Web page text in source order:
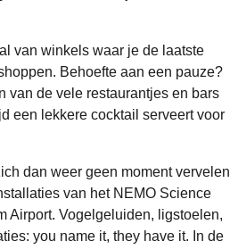
van winkels waar je de laatste
Behoefte aan een pauze?
van de vele restaurantjes en bars
een lekkere cocktail serveert voor
dan weer geen moment vervelen
van het NEMO Science
Airport. Vogelgeluiden, ligstoelen,
you name it, they have it. In de